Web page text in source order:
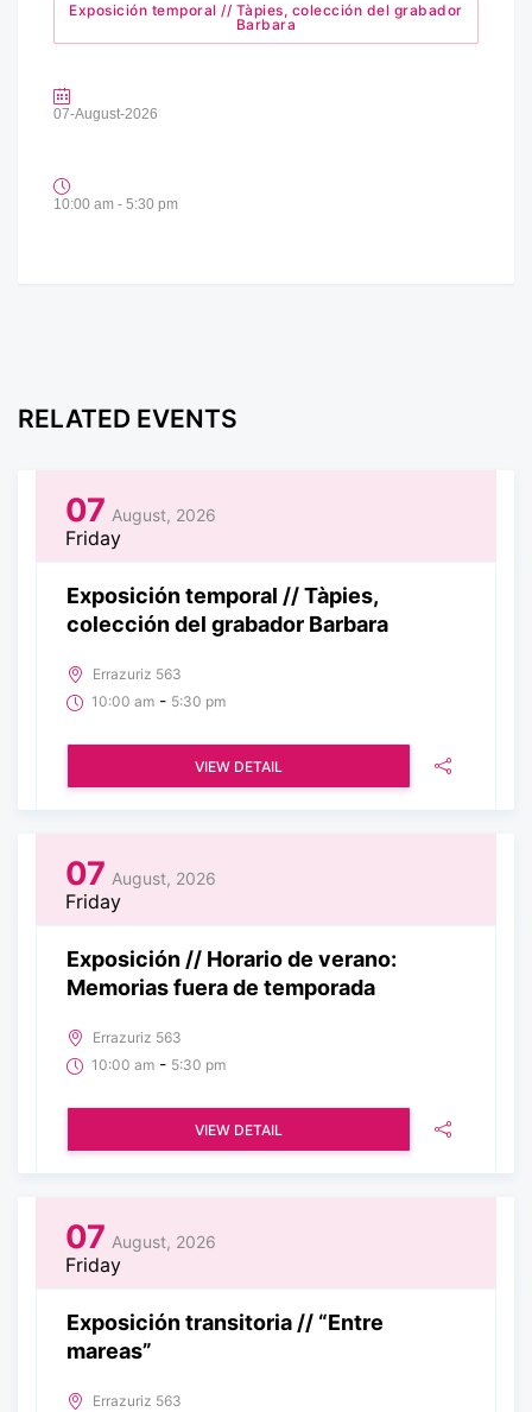
Exposición temporal // Tàpies, colección del grabador
Barbara
07-August-2026
10:00 am - 5:30 pm
RELATED EVENTS
07 August, 2026
Friday
Exposición temporal // Tàpies,
colección del grabador Barbara
Errazuriz 563
10:00 am - 5:30 pm
VIEW DETAIL
07 August, 2026
Friday
Exposición // Horario de verano:
Memorias fuera de temporada
Errazuriz 563
10:00 am - 5:30 pm
VIEW DETAIL
07 August, 2026
Friday
Exposición transitoria // “Entre
mareas”
Errazuriz 563